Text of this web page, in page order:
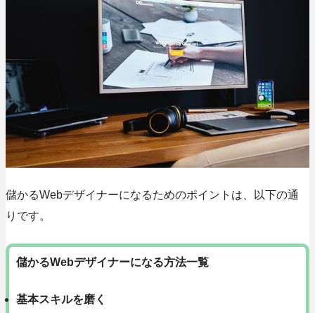
儲かるWebデザイナーになるためのポイント は、以下の通
りです。
儲かるWebデザイナーになる方法一覧
基本スキルを磨く